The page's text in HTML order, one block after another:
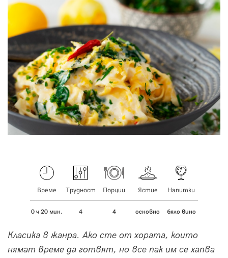
Време
0 ч 20 мин.
Трудност
4
Порции
4
Ястие
основно
Напитки
бяло вино
Класика в жанра. Ако сте от хората, които
нямат време да готвят, но все пак им се хапва